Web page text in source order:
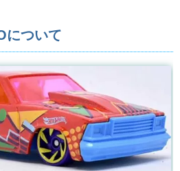
について